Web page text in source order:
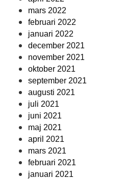
mars 2022
februari 2022
januari 2022
december 2021
november 2021
oktober 2021
september 2021
augusti 2021
juli 2021
juni 2021
maj 2021
april 2021
mars 2021
februari 2021
januari 2021